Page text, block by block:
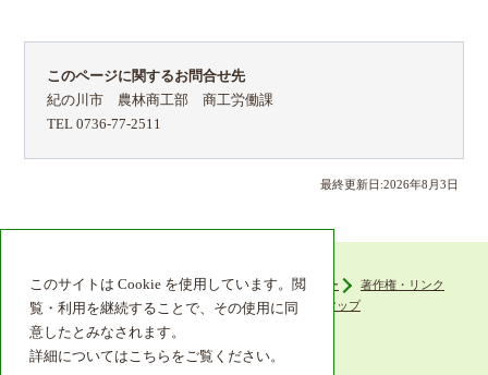
このサイトは Cookie を使用しています。閲
覧・利用を継続することで、その使用に同
意したとみなされます。
詳細についてはこちらをご覧ください。
このページに関するお問合せ先
紀の川市 農林商工部 商工労働課
TEL 0736-77-2511
最終更新日:2026年8 月3日
ウェブアクセシビリティ プライバシーポリシー
著作権・リンク
組織機構
リンク集 サイトマップ